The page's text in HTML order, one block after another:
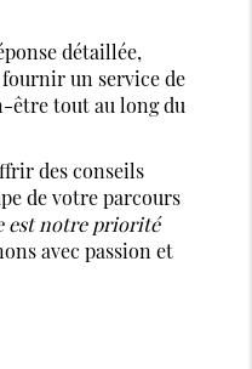
détaillée,
un service de
être tout au long du
des conseils
de votre parcours
est notre priorité
avec passion et